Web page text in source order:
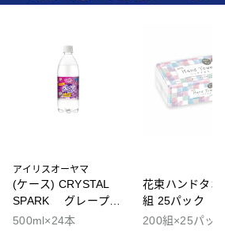
アイリスオーヤマ
(ケース) CRYSTAL
SPARK グレープソ
ーダ
500ml×24本
花束ハンドタオ
組 25パック
200組×25パッ